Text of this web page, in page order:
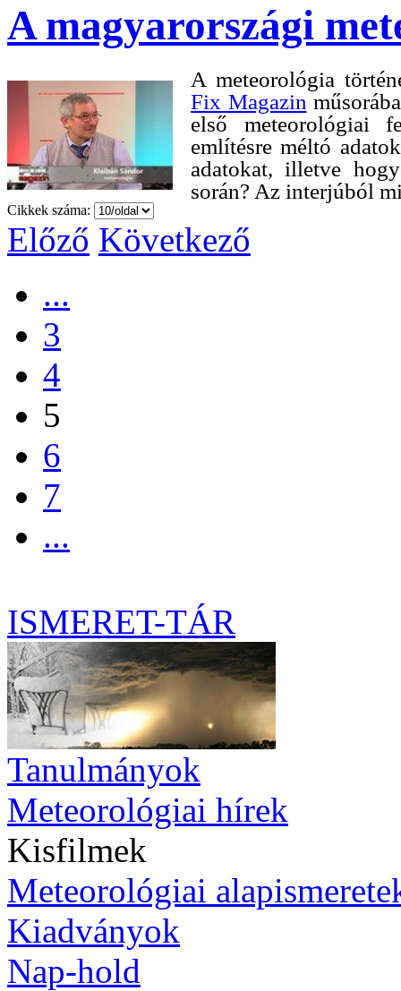
A magyarországi
A meteorológia
Fix Magazin
első meteorológiai
említésre méltó
adatokat, illetve
során? Az interjúból
Cikkek száma:
Előző Következő
...
3
4
5
6
7
...
ISMERET-TÁR
Tanulmányok
Meteorológiai hírek
Kisfilmek
Meteorológiai
Kiadványok
Nap-hold